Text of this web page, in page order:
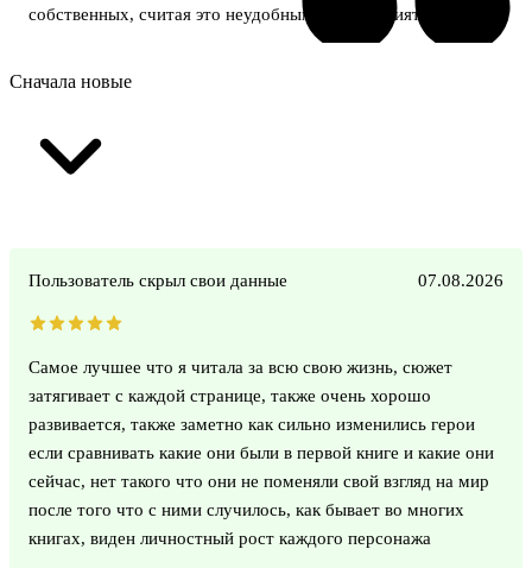
собственных, считая это неудобным для восприятия.
Сначала новые
Пользователь скрыл свои данные 07.08.2026
Самое лучшее что я читала за всю свою жизнь, сюжет
затягивает с каждой странице, также очень хорошо
развивается, также заметно как сильно изменились герои
если сравнивать какие они были в первой книге и какие они
сейчас, нет такого что они не поменяли свой взгляд на мир
после того что с ними случилось, как бывает во многих
книгах, виден личностный рост каждого персонажа